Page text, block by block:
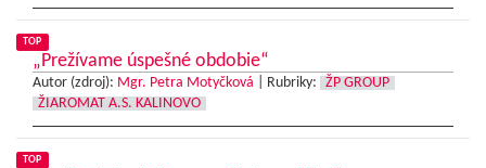
TOP
„Prežívame úspešné obdobie“
Autor (zdroj): Mgr. Petra Motyčková Rubriky:
ŽP GROUP
ŽIAROMAT A.S. KALINOVO
TOP